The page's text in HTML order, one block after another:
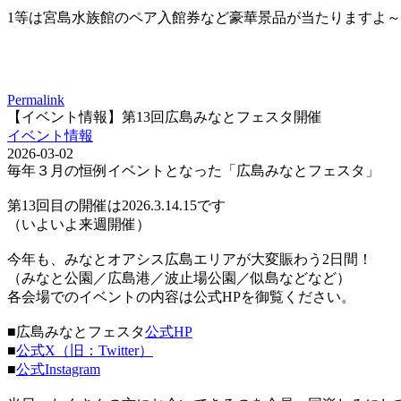
1等は宮島水族館のペア入館券など豪華景品が当たりますよ
Permalink
【イベント情報】第13回広島みなとフェスタ開催
イベント情報
2026-03-02
毎年３月の恒例イベントとなった「広島みなとフェスタ」
第13回目の開催は2026.3.14.15です
（いよいよ来週開催）
今年も、みなとオアシス広島エリアが大変賑わう2日間！
（みなと公園／広島港／波止場公園／似島などなど）
各会場でのイベントの内容は公式HPを御覧ください。
■広島みなとフェスタ公式HP
■公式X（旧：Twitter）
■公式Instagram